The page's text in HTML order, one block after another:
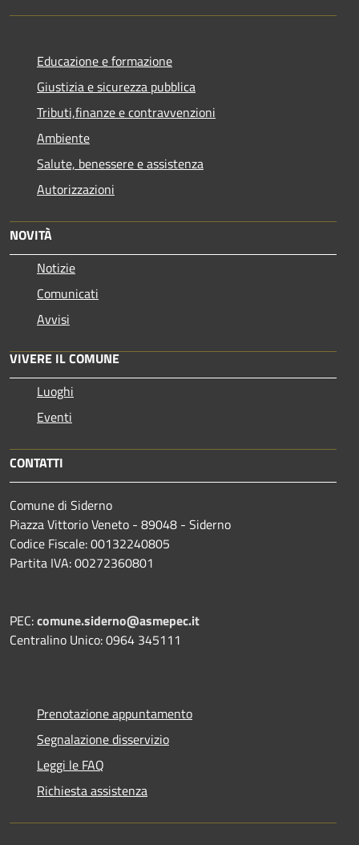
Educazione e formazione
Giustizia e sicurezza pubblica
Tributi,finanze e contravvenzioni
Ambiente
Salute, benessere e assistenza
Autorizzazioni
NOVITÀ
Notizie
Comunicati
Avvisi
VIVERE IL COMUNE
Luoghi
Eventi
CONTATTI
Comune di Siderno
Piazza Vittorio Veneto - 89048 - Siderno
Codice Fiscale: 00132240805
Partita IVA: 00272360801
PEC:comune.siderno@asmepec.it
Centralino Unico: 0964 345111
Prenotazione appuntamento
Segnalazione disservizio
Leggi le FAQ
Richiesta assistenza